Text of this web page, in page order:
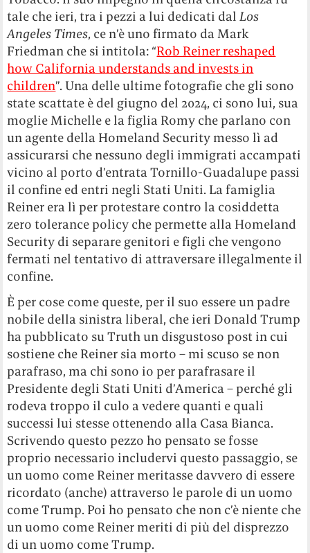
tale che ieri, tra i pezzi a lui dedicati dalLos
Angeles Times, ce n’è uno firmato da Mark
Friedman che si intitola: “Rob Reiner reshaped
how California understands and invests in
children”. Una delle ultime fotografie che gli sono
state scattate è del giugno del 2024, ci sono lui, sua
moglie Michelle e la figlia Romy che parlano con
un agente della Homeland Security messo lì ad
assicurarsi che nessuno degli immigrati accampati
vicino al porto d’entrata Tornillo-Guadalupe passi
il confine ed entri negli Stati Uniti. La famiglia
Reiner era lì per protestare contro la cosiddetta
zero tolerance policy che permette alla Homeland
Security di separare genitori e figli che vengono
fermati nel tentativo di attraversare illegalmente il
confine.
È per cose come queste, per il suo essere un padre
nobile della sinistra liberal, che ieri Donald Trump
ha pubblicato su Truth un disgustoso post in cui
sostiene che Reiner sia morto – mi scuso se non
parafraso, ma chi sono io per parafrasare il
Presidente degli Stati Uniti d’America – perché gli
rodeva troppo il culo a vedere quanti e quali
successi lui stesse ottenendo alla Casa Bianca.
Scrivendo questo pezzo ho pensato se fosse
proprio necessario includervi questo passaggio, se
un uomo come Reiner meritasse davvero di essere
ricordato (anche) attraverso le parole di un uomo
come Trump. Poi ho pensato che non c’è niente che
un uomo come Reiner meriti di più del disprezzo
di un uomo come Trump.